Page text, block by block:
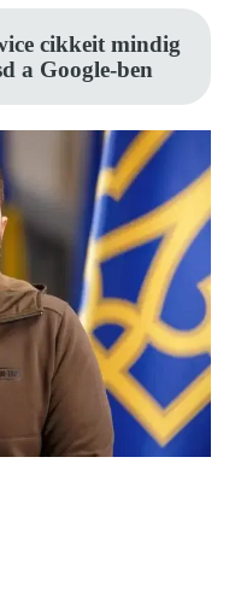
cikkeit mindig
a Google-ben